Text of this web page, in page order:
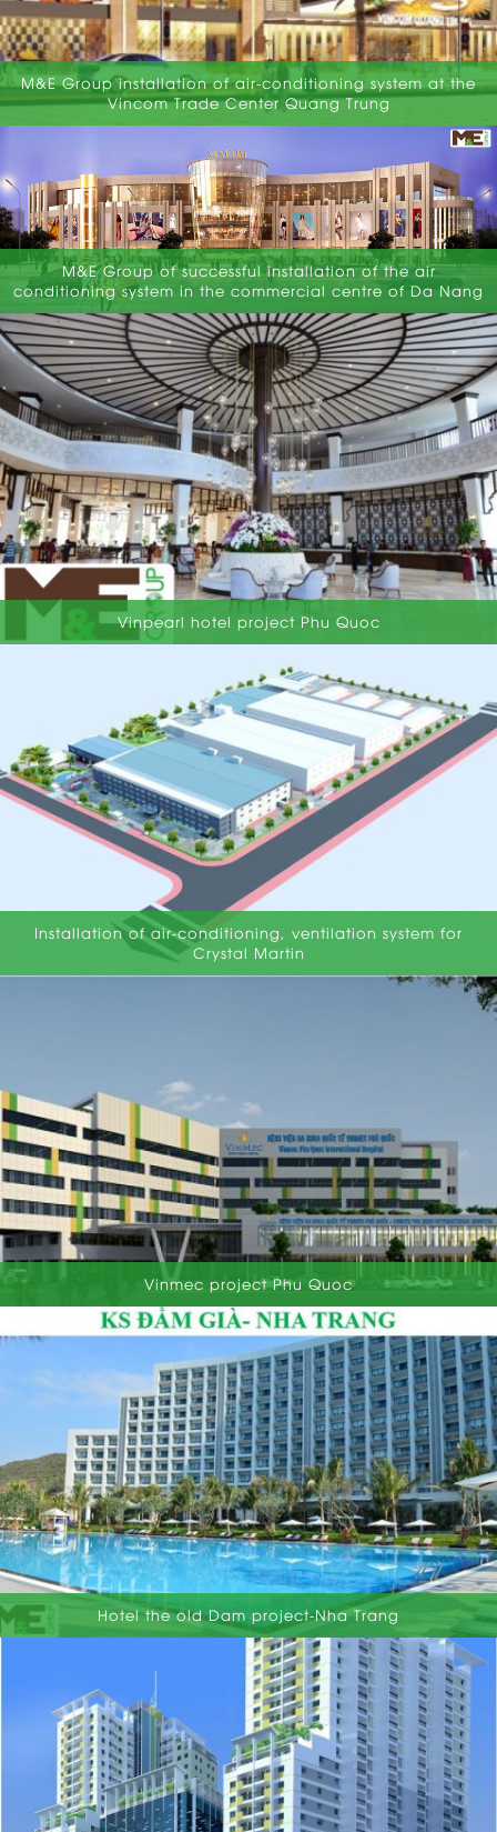
M&E Group installation of air-conditioning system at the
Vincom Trade Center Quang Trung
M&E Group of successful installation of the air
conditioning system in the commercial centre of Da Nang
Vinpearl hotel project Phu Quoc
Installation of air-conditioning, ventilation system for
Crystal Martin
Vinmec project Phu Quoc
Hotel the old Dam project-Nha Trang